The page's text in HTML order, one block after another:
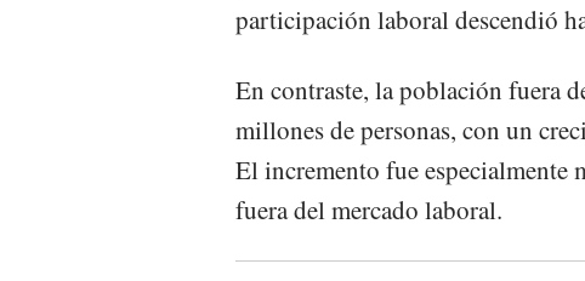
participación laboral descendió
En contraste, la población fuera
millones de personas, con un
El incremento fue especialmente
fuera del mercado laboral.